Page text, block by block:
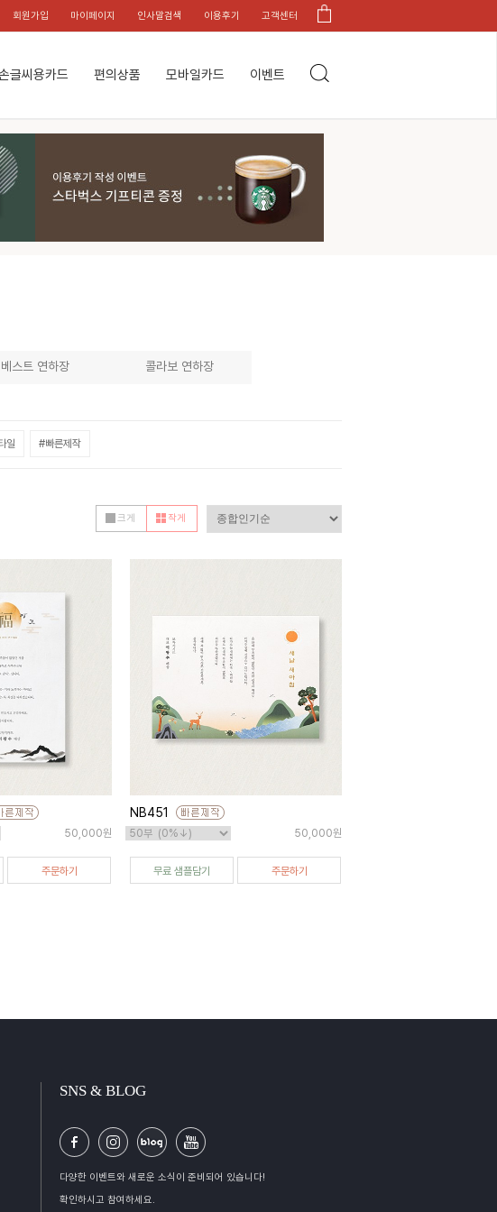
회원가입 마이페이지 인사말검색 이용후기 고객센터
글씨용카드 편의상품 모바일카드 이벤트
베스트 연하장 콜라보 연하장
일 #빠른제작
크게 작게
50,000원
주문하기
NB451
50,000원
무료 샘플담기 주문하기
SNS & BLOG
다양한 이벤트와 새로운 소식이 준비되어 있습니다!
확인하시고 참여하세요.